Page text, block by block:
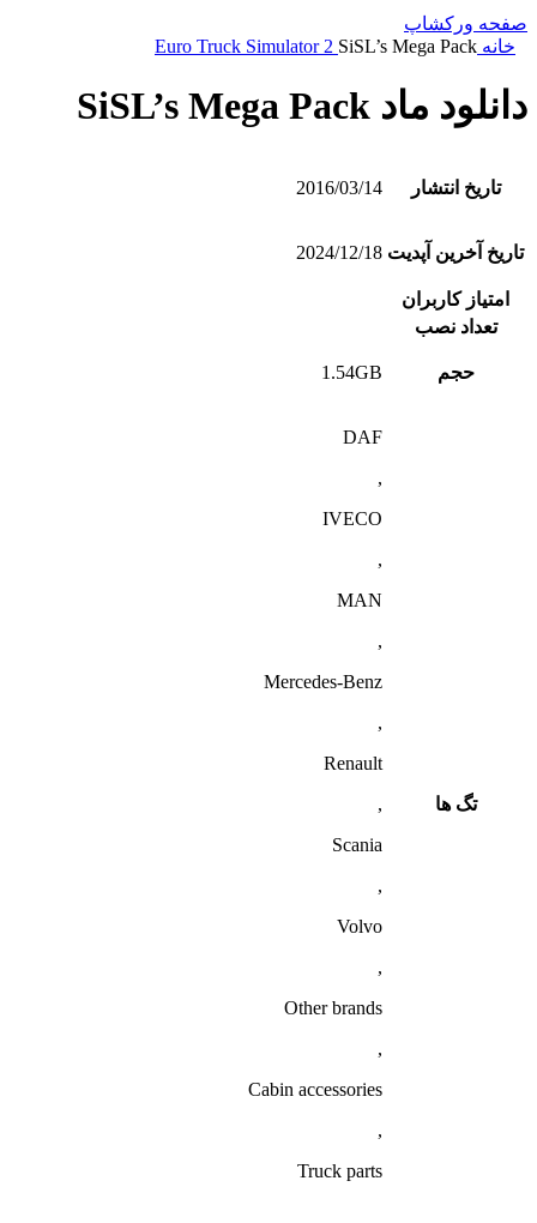
صفحه ورکشاپ
خانه
Euro Truck Simulator 2 SiSL’s Mega Pack
دانلود ماد SiSL’s Mega Pack
تاریخ انتشار 2016/03/14
تاریخ آخرین آپدیت 2024/12/18
امتیاز کاربران
تعداد نصب
حجم 1.54GB
تگ ها
DAF
,
IVECO
,
MAN
,
Mercedes-Benz
,
Renault
,
Scania
,
Volvo
,
Other brands
,
Cabin accessories
,
Truck parts